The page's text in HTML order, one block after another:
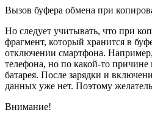
Вызов буфера обмена при
Но следует учитывать, что при
фрагмент, который хранится в
отключении смартфона.
телефона, но по какой-то причине
батарея. После зарядки и
данных уже нет. Поэтому
Внимание!